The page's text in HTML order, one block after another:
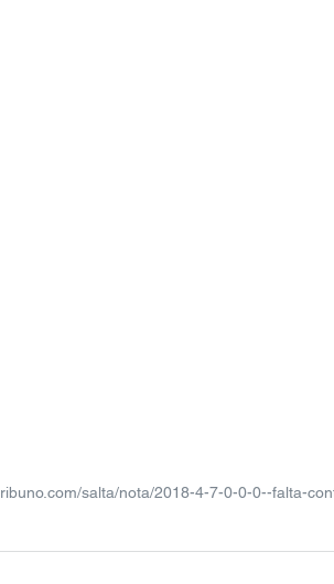
salta/nota/2018-4-7-0-0-0--falta-